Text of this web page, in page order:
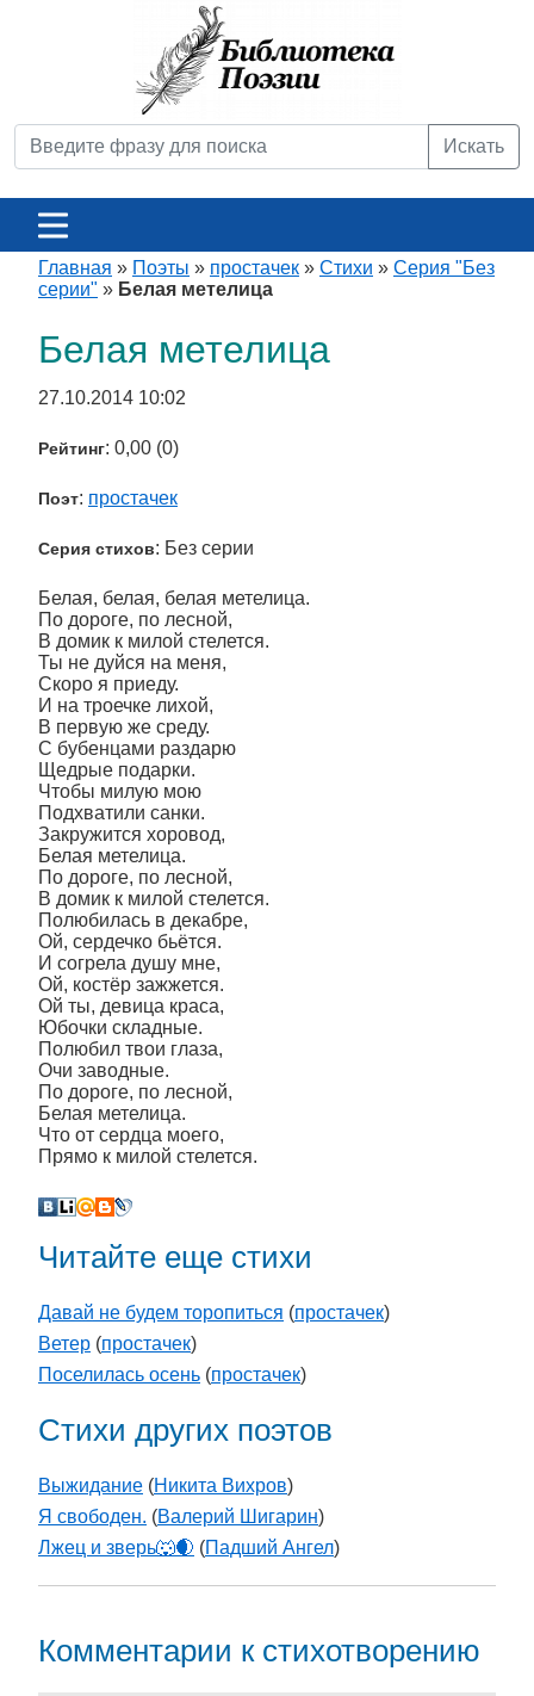
Искать
Главная » Поэты » простачек » Стихи » Серия "Без
серии" » Белая метелица
Белая метелица
27.10.2014 10:02
Рейтинг: 0,00 (0)
Поэт: простачек
Серия стихов: Без серии
Белая, белая, белая метелица.
По дороге, по лесной,
В домик к милой стелется.
Ты не дуйся на меня,
Скоро я приеду.
И на троечке лихой,
В первую же среду.
С бубенцами раздарю
Щедрые подарки.
Чтобы милую мою
Подхватили санки.
Закружится хоровод,
Белая метелица.
По дороге, по лесной,
В домик к милой стелется.
Полюбилась в декабре,
Ой, сердечко бьётся.
И согрела душу мне,
Ой, костёр зажжется.
Ой ты, девица краса,
Юбочки складные.
Полюбил твои глаза,
Очи заводные.
По дороге, по лесной,
Белая метелица.
Что от сердца моего,
Прямо к милой стелется.
Читайте еще стихи
Давай не будем торопиться (простачек)
Ветер (простачек)
Поселилась осень (простачек)
Стихи других поэтов
Выжидание (Никита Вихров)
Я свободен. (Валерий Шигарин)
Лжец и зверь🐺🌒 (Падший Ангел)
Комментарии к стихотворению